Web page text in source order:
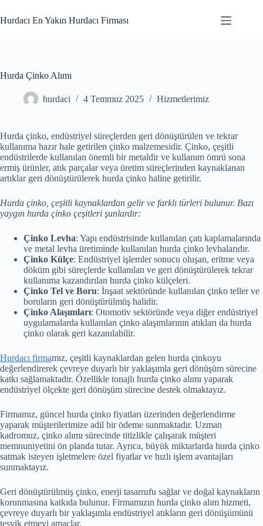
to
content
Hurdacı En Yakın Hurdacı Firması
Hurda Çinko Alımı
hurdaci 4 Temmuz 2025 Hizmetlerimiz
Hurda çinko, endüstriyel süreçlerden geri dönüştürülen ve tekrar
kullanıma hazır hale getirilen çinko malzemesidir. Çinko, çeşitli
endüstrilerde kullanılan önemli bir metaldir ve kullanım ömrü sona
ermiş ürünler, atık parçalar veya üretim süreçlerinden kaynaklanan
artıklar geri dönüştürülerek hurda çinko haline getirilir.
Hurda çinko, çeşitli kaynaklardan gelir ve farklı türleri bulunur. Bazı
yaygın hurda çinko çeşitleri şunlardır:
Çinko Levha: Yapı endüstrisinde kullanılan çatı kaplamalarında
ve metal levha üretiminde kullanılan hurda çinko levhalarıdır.
Çinko Külçe: Endüstriyel işlemler sonucu oluşan, eritme veya
döküm gibi süreçlerde kullanılan ve geri dönüştürülerek tekrar
kullanıma kazandırılan hurda çinko külçeleri.
Çinko Tel ve Boru: İnşaat sektöründe kullanılan çinko teller ve
boruların geri dönüştürülmüş halidir.
Çinko Alaşımları: Otomotiv sektöründe veya diğer endüstriyel
uygulamalarda kullanılan çinko alaşımlarının atıkları da hurda
çinko olarak geri kazanılabilir.
Hurdacı firmamız, çeşitli kaynaklardan gelen hurda çinkoyu
değerlendirerek çevreye duyarlı bir yaklaşımla geri dönüşüm sürecine
katkı sağlamaktadır. Özellikle tonajlı hurda çinko alımı yaparak
endüstriyel ölçekte geri dönüşüm sürecine destek olmaktayız.
Firmamız, güncel hurda çinko fiyatları üzerinden değerlendirme
yaparak müşterilerimize adil bir ödeme sunmaktadır. Uzman
kadromuz, çinko alımı sürecinde titizlikle çalışarak müşteri
memnuniyetini ön planda tutar. Ayrıca, büyük miktarlarda hurda çinko
satmak isteyen işletmelere özel fiyatlar ve hızlı işlem avantajları
sunmaktayız.
Geri dönüştürülmüş çinko, enerji tasarrufu sağlar ve doğal kaynakların
korunmasına katkıda bulunur. Firmamızın hurda çinko alım hizmeti,
çevreye duyarlı bir yaklaşımla endüstriyel atıkların geri dönüşümünü
teşvik etmeyi amaçlar.